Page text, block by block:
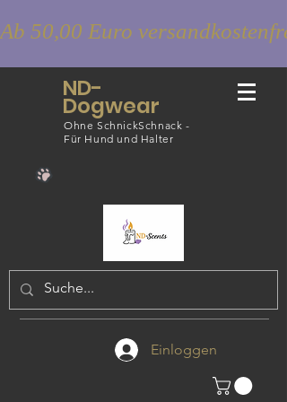
Ab 50,00 Euro versandkostenfrei
ND-
Dogwear
Ohne SchnickSchnack -
Für Hund und Halter
Einloggen